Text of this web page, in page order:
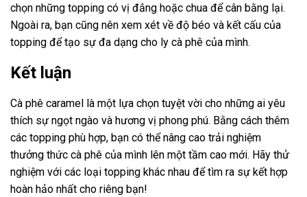
chọn những topping có vị đắng hoặc chua để cân bằng lại.
Ngoài ra, bạn cũng nên xem xét về độ béo và kết cấu của
topping để tạo sự đa dạng cho ly cà phê của mình.
Kết luận
Cà phê caramel là một lựa chọn tuyệt vời cho những ai yêu
thích sự ngọt ngào và hương vị phong phú. Bằng cách thêm
các topping phù hợp, bạn có thể nâng cao trải nghiệm
thưởng thức cà phê của mình lên một tầm cao mới. Hãy thử
nghiệm với các loại topping khác nhau để tìm ra sự kết hợp
hoàn hảo nhất cho riêng bạn!